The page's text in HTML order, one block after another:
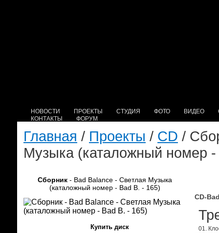
НОВОСТИ ПРОЕКТЫ СТУДИЯ ФОТО ВИДЕО
КОНТАКТЫ
ФОРУМ
Главная / Проекты / CD /
Музыка (каталожный номер
Сборник - Bad Balance - Светлая Музыка
(каталожный номер - Bad B. - 165)
Купить диск
CD-
01.